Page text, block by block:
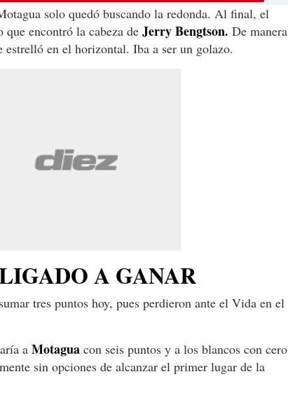
solo quedó buscando la redonda. Al final, el
que encontró la cabeza de Jerry Bengtson. De manera
estrelló en el horizontal. Iba a ser un golazo.
A GANAR
tres puntos hoy, pues perdieron ante el Vida en el
a Motagua con seis puntos y a los blancos con cero
sin opciones de alcanzar el primer lugar de la